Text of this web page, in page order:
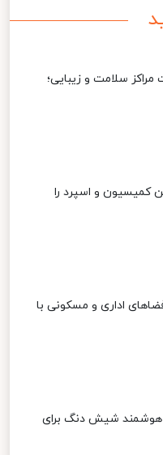
سلامت و زیبایی؛
کمیسیون و اسپرد را
اداری و مسکونی با
هوشمند شیش دنگ برای